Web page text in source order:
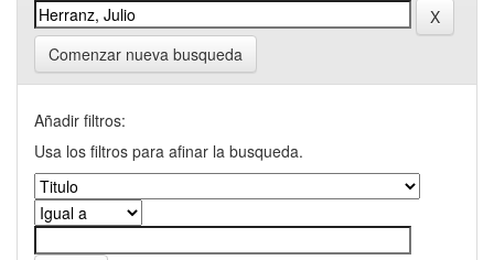
Comenzar nueva busqueda
Añadir filtros:
Usa los filtros para afinar la busqueda.